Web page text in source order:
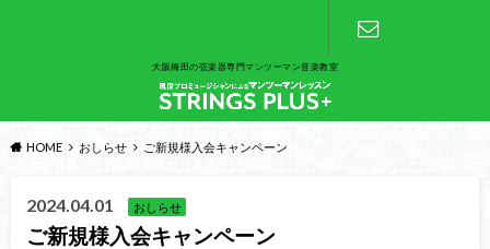
大阪梅田の弦楽器専門マンツーマン音楽教室
お問い合わ
HOME おしらせ ご新規様入会キャンペーン
2024.04.01 おしらせ
ご新規様入会キャンペーン